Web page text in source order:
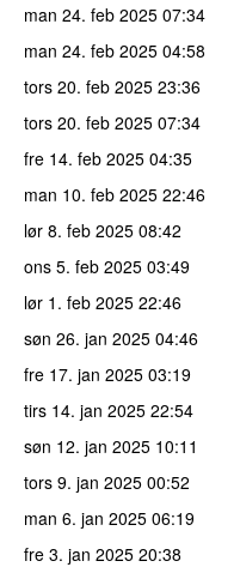
man 24. feb 2025 07:34
man 24. feb 2025 04:58
tors 20. feb 2025 23:36
tors 20. feb 2025 07:34
fre 14. feb 2025 04:35
man 10. feb 2025 22:46
lør 8. feb 2025 08:42
ons 5. feb 2025 03:49
lør 1. feb 2025 22:46
søn 26. jan 2025 04:46
fre 17. jan 2025 03:19
tirs 14. jan 2025 22:54
søn 12. jan 2025 10:11
tors 9. jan 2025 00:52
man 6. jan 2025 06:19
fre 3. jan 2025 20:38